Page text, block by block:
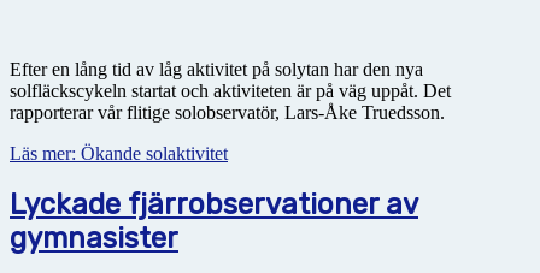
Efter en lång tid av låg aktivitet på solytan har den nya
solfläckscykeln startat och aktiviteten är på väg uppåt. Det
rapporterar vår flitige solobservatör, Lars-Åke Truedsson.
Läs mer: Ökande solaktivitet
Lyckade fjärrobservationer av
gymnasister